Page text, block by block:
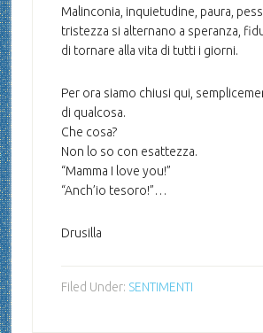
Malinconia, inquietudine, paura,
tristezza si alternano a speranza,
di tornare alla vita di tutti i giorni.
Per ora siamo chiusi qui,
di qualcosa.
Che cosa?
Non lo so con esattezza.
“Mamma I love you!”
“Anch’io tesoro!”…
Drusilla
Filed Under: SENTIMENTI